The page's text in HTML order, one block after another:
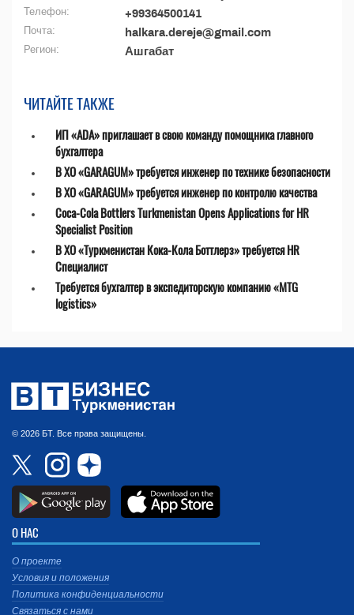
Телефон: +99364500141
Почта: halkara.dereje@gmail.com
Регион: Ашгабат
ЧИТАЙТЕ ТАКЖЕ
ИП «ADA» приглашает в свою команду помощника главного
бухгалтера
В ХО «GARAGUM» требуется инженер по технике безопасности
В ХО «GARAGUM» требуется инженер по контролю качества
Coca-Cola Bottlers Turkmenistan Opens Applications for HR
Specialist Position
В ХО «Туркменистан Кока-Кола Боттлерз» требуется HR
Специалист
Требуется бухгалтер в экспедиторскую компанию «MTG
logistics»
© 2026 БТ. Все права защищены.
О НАС
О проекте
Условия и положения
Политика конфиденциальности
Связаться с нами